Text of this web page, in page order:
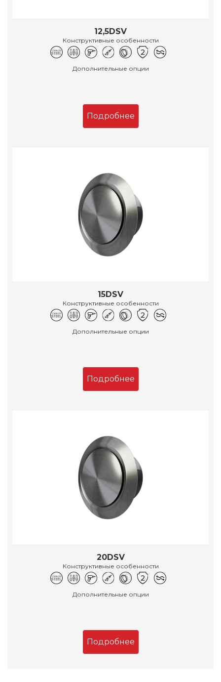
12,5DSV
Конструктивные особенности
Дополнительные опции
Подробнее
15DSV
Конструктивные особенности
Дополнительные опции
Подробнее
20DSV
Конструктивные особенности
Дополнительные опции
Подробнее